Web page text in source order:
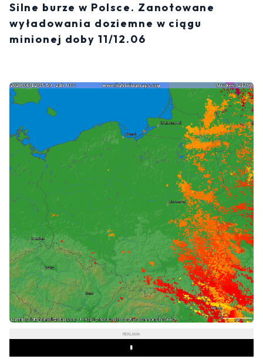
Silne burze w Polsce. Zanotowane
wyładowania doziemne w ciągu
minionej doby 11/12.06
REKLAMA
Play